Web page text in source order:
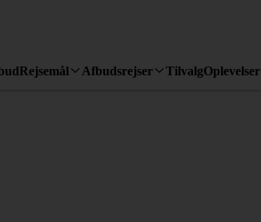
Rejsemål Afbudsrejser TilvalgOplevelser